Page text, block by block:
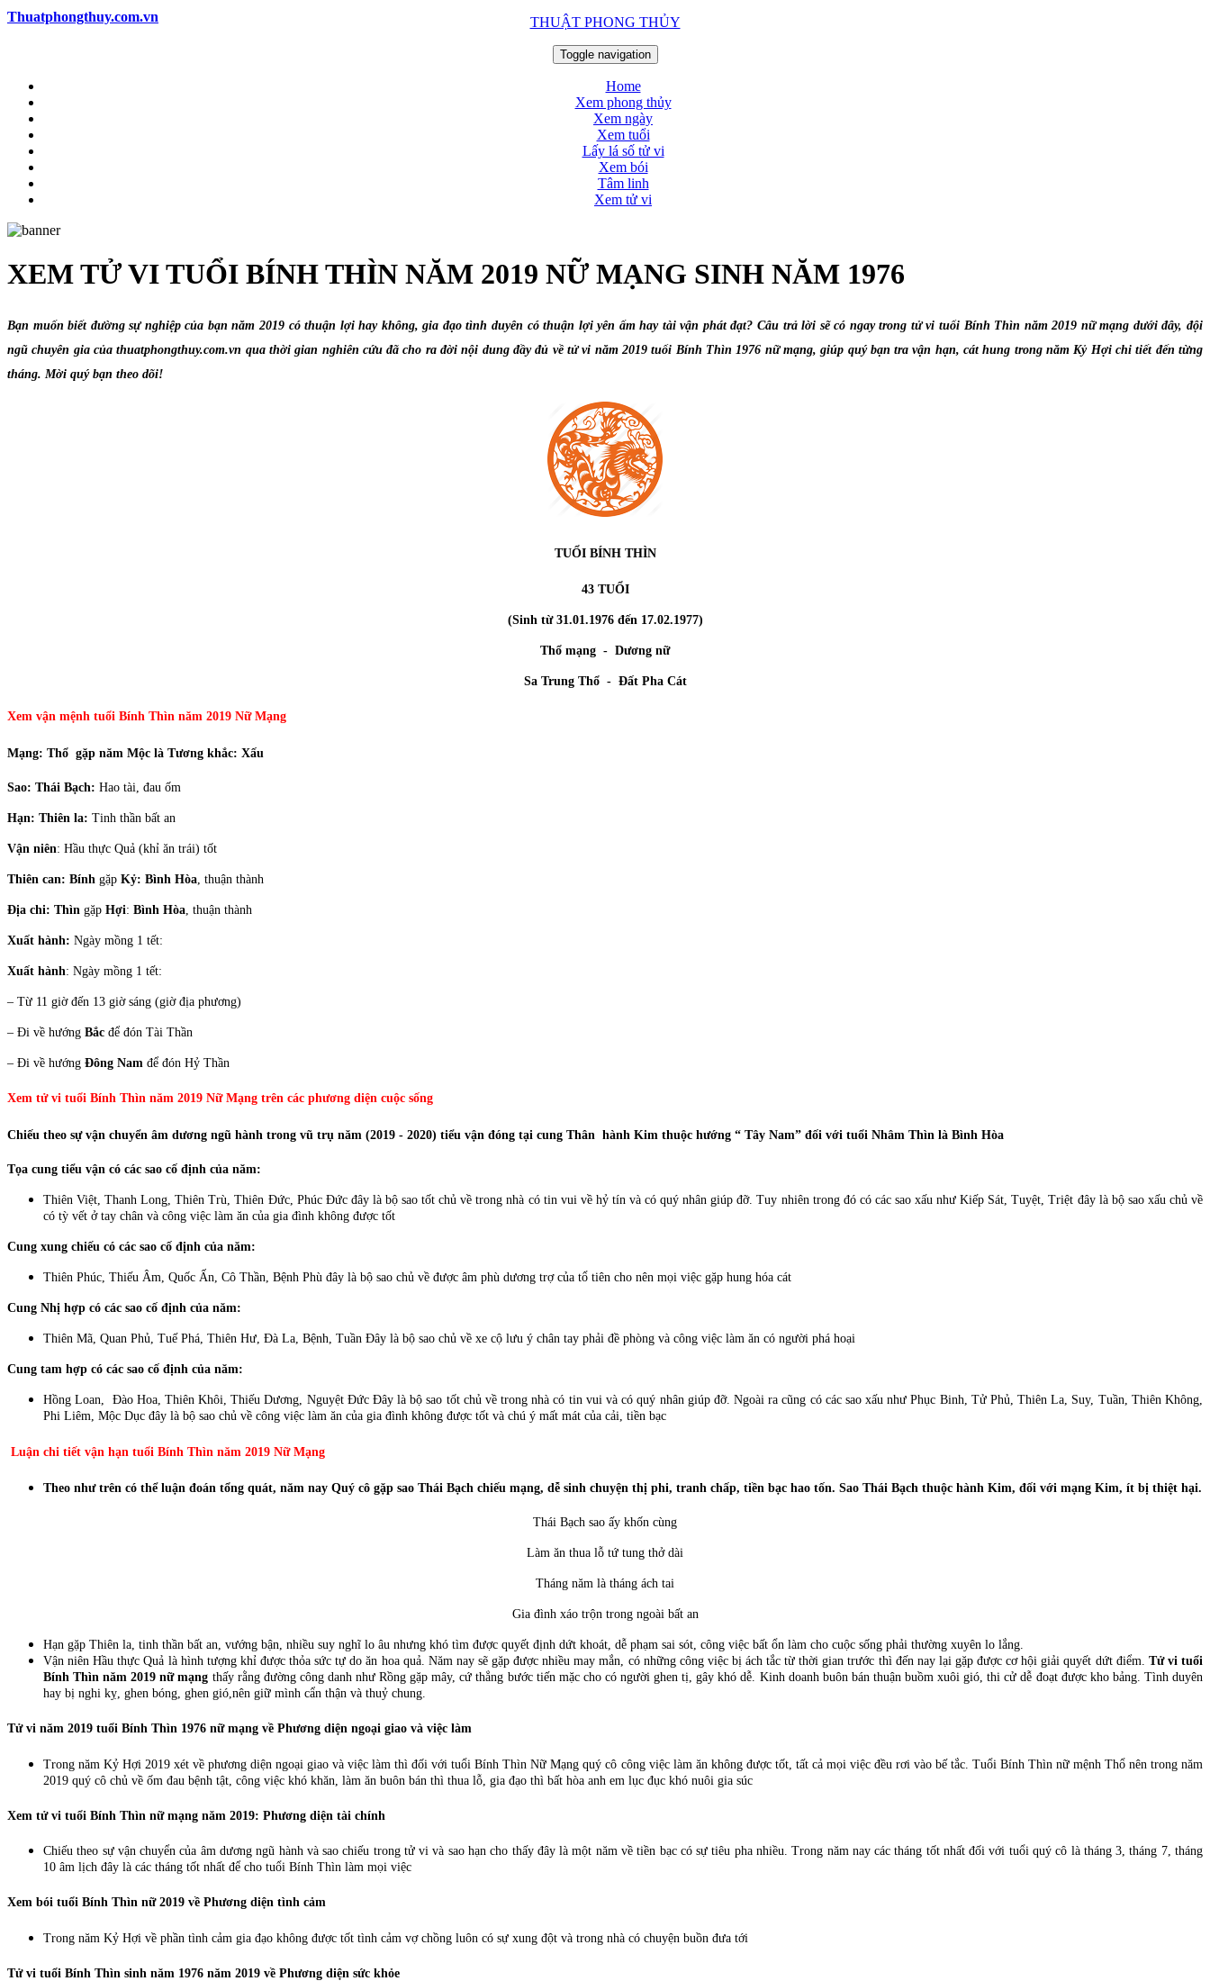
THUẬT PHONG THỦY
Thuatphongthuy.com.vn
Toggle navigation
Home
Xem phong thủy
Xem ngày
Xem tuổi
Lấy lá số tử vi
Xem bói
Tâm linh
Xem tử vi
XEM TỬ VI TUỔI BÍNH THÌN NĂM 2019 NỮ MẠNG SINH NĂM 1976
Bạn muốn biết đường sự nghiệp của bạn năm 2019 có thuận lợi hay không, gia đạo tình duyên có thuận lợi yên ấm hay tài vận phát đạt? Câu trả lời sẽ có ngay trong tử vi tuổi Bính Thìn năm 2019 nữ mạng dưới đây, đội
ngũ chuyên gia của thuatphongthuy.com.vn qua thời gian nghiên cứu đã cho ra đời nội dung đầy đủ về tử vi năm 2019 tuổi Bính Thìn 1976 nữ mạng, giúp quý bạn tra vận hạn, cát hung trong năm Kỷ Hợi chi tiết đến từng
tháng. Mời quý bạn theo dõi!
TUỔI BÍNH THÌN
43 TUỔI
(Sinh từ 31.01.1976 đến 17.02.1977)
Thổ mạng - Dương nữ
Sa Trung Thổ - Đất Pha Cát
Xem vận mệnh tuổi Bính Thìn năm 2019 Nữ Mạng
Mạng: Thổ gặp năm Mộc là Tương khắc: Xấu
Sao: Thái Bạch: Hao tài, đau ốm
Hạn: Thiên la: Tinh thần bất an
Vận niên: Hầu thực Quả (khỉ ăn trái) tốt
Thiên can: Bính gặp Kỷ: Bình Hòa , thuận thành
Địa chi: Thìn gặp Hợi: Bình Hòa , thuận thành
Xuất hành: Ngày mồng 1 tết:
Xuất hành: Ngày mồng 1 tết:
– Từ 11 giờ đến 13 giờ sáng (giờ địa phương)
– Đi về hướng Bắc để đón Tài Thần
– Đi về hướng Đông Nam để đón Hỷ Thần
Xem tử vi tuổi Bính Thìn năm 2019 Nữ Mạng trên các phương diện cuộc sống
Chiếu theo sự vận chuyển âm dương ngũ hành trong vũ trụ năm (2019 - 2020) tiểu vận đóng tại cung Thân hành Kim thuộc hướng “ Tây Nam” đối với tuổi Nhâm Thìn là Bình Hòa
Tọa cung tiểu vận có các sao cố định của năm:
Thiên Việt, Thanh Long, Thiên Trù, Thiên Đức, Phúc Đức đây là bộ sao tốt chủ về trong nhà có tin vui về hỷ tín và có quý nhân giúp đỡ. Tuy nhiên trong đó có các sao xấu như Kiếp Sát, Tuyệt, Triệt đây là bộ sao xấu chủ về
có tỳ vết ở tay chân và công việc làm ăn của gia đình không được tốt
Cung xung chiếu có các sao cố định của năm:
Thiên Phúc, Thiếu Âm, Quốc Ấn, Cô Thần, Bệnh Phù đây là bộ sao chủ về được âm phù dương trợ của tổ tiên cho nên mọi việc gặp hung hóa cát
Cung Nhị hợp có các sao cố định của năm:
Thiên Mã, Quan Phủ, Tuế Phá, Thiên Hư, Đà La, Bệnh, Tuần Đây là bộ sao chủ về xe cộ lưu ý chân tay phải đề phòng và công việc làm ăn có người phá hoại
Cung tam hợp có các sao cố định của năm:
Hồng Loan, Đào Hoa, Thiên Khôi, Thiếu Dương, Nguyệt Đức Đây là bộ sao tốt chủ về trong nhà có tin vui và có quý nhân giúp đỡ. Ngoài ra cũng có các sao xấu như Phục Binh, Tử Phủ, Thiên La, Suy, Tuần, Thiên Không,
Phi Liêm, Mộc Dục đây là bộ sao chủ về công việc làm ăn của gia đình không được tốt và chú ý mất mát của cải, tiền bạc
Luận chi tiết vận hạn tuổi Bính Thìn năm 2019 Nữ Mạng
Theo như trên có thể luận đoán tổng quát, năm nay Quý cô gặp sao Thái Bạch chiếu mạng, dễ sinh chuyện thị phi, tranh chấp, tiền bạc hao tốn. Sao Thái Bạch thuộc hành Kim, đối với mạng Kim, ít bị thiệt hại.
Thái Bạch sao ấy khốn cùng
Làm ăn thua lỗ tứ tung thở dài
Tháng năm là tháng ách tai
Gia đình xáo trộn trong ngoài bất an
Hạn gặp Thiên la, tinh thần bất an, vướng bận, nhiều suy nghĩ lo âu nhưng khó tìm được quyết định dứt khoát, dễ phạm sai sót, công việc bất ổn làm cho cuộc sống phải thường xuyên lo lắng.
Vận niên Hầu thực Quả là hình tượng khỉ được thỏa sức tự do ăn hoa quả. Năm nay sẽ gặp được nhiều may mắn, có những công việc bị ách tắc từ thời gian trước thì đến nay lại gặp được cơ hội giải quyết dứt điểm. Tử vi tuổi
Bính Thìn năm 2019 nữ mạng thấy rằng đường công danh như Rồng gặp mây, cứ thẳng bước tiến mặc cho có người ghen tị, gây khó dễ. Kinh doanh buôn bán thuận buồm xuôi gió, thi cử dễ đoạt được kho bảng. Tình duyên
hay bị nghi kỵ, ghen bóng, ghen gió,nên giữ mình cẩn thận và thuỷ chung.
Tử vi năm 2019 tuổi Bính Thìn 1976 nữ mạng về Phương diện ngoại giao và việc làm
Trong năm Kỷ Hợi 2019 xét về phương diện ngoại giao và việc làm thì đối với tuổi Bính Thìn Nữ Mạng quý cô công việc làm ăn không được tốt, tất cả mọi việc đều rơi vào bế tắc. Tuổi Bính Thìn nữ mệnh Thổ nên trong năm
2019 quý cô chủ về ốm đau bệnh tật, công việc khó khăn, làm ăn buôn bán thì thua lỗ, gia đạo thì bất hòa anh em lục đục khó nuôi gia súc
Xem tử vi tuổi Bính Thìn nữ mạng năm 2019: Phương diện tài chính
Chiếu theo sự vận chuyển của âm dương ngũ hành và sao chiếu trong tử vi và sao hạn cho thấy đây là một năm về tiền bạc có sự tiêu pha nhiều. Trong năm nay các tháng tốt nhất đối với tuổi quý cô là tháng 3, tháng 7, tháng
10 âm lịch đây là các tháng tốt nhất để cho tuổi Bính Thìn làm mọi việc
Xem bói tuổi Bính Thìn nữ 2019 về Phương diện tình cảm
Trong năm Kỷ Hợi về phần tình cảm gia đạo không được tốt tình cảm vợ chồng luôn có sự xung đột và trong nhà có chuyện buồn đưa tới
Tử vi tuổi Bính Thìn sinh năm 1976 năm 2019 về Phương diện sức khỏe